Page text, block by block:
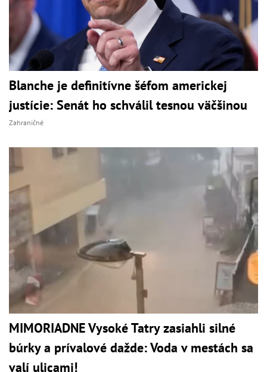
Blanche je definitívne šéfom americkej
justície: Senát ho schválil tesnou väčšinou
Zahraničné
MIMORIADNE Vysoké Tatry zasiahli silné
búrky a prívalové dažde: Voda v mestách sa
valí ulicami!